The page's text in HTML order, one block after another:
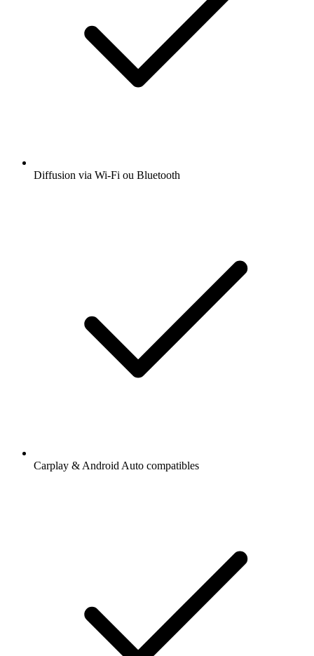
Diffusion via Wi-Fi ou Bluetooth
Carplay & Android Auto compatibles